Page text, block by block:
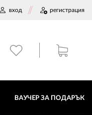
вход регистрация
ВАУЧЕР ЗА ПОДАРЪК